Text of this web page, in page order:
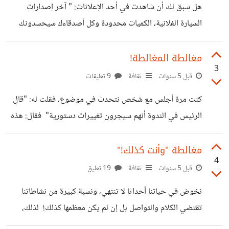
هذا تماما ما نسميه بمغالطة الشخصنة. هي أن تحاول تسفيه
حجةٍ ما بالقَدح في الشخص الذي يعبر عنها
هل سبق لك أن شاهدت في أحد الإعلانات: " آخر إصدارات
السيارة الفلانية، الكميات محدودة وكل أصدقاءك سيحسدونك
عليها، لن تندم أبدا... " ؟ هذه استراتيجية تستعمل كثيرا في
مجال التسويق، بل إن عدد كبير من تحصيل عمليات الشراء في
عالم البزنس قائم على أساس نفسي عاطفي أكثر منه عقلاني،
كما أن الشخص العاطفي وغير الموضوعي سريع جدا من ناحية
إتباع عواطفه ومشاعره في غير المحل المناسب... تسمى هذه
مغالطة
3
مغالطة المغالطة!
قبل 5 سنوات ثقافة
كنت مرة أجلس مع شخص نتحدث في موضوع، فقلت له: "قال
الرئيس في الندوة أنهم سيجرون تغييرات دستورية" فقال: هذه
مغالطة تسمى الإحتكام إلى سلطة، بالتالي فحجتك خاطئة وهم
لن يقوموا بأية تغييرات! كنت حينها على حق والرئيس حقا قال
ذلك؛ لكنني لم أستطع الرد عليه لأنه أخضعني لمغالطة المغالطة!!
المغالط رغم أنه يكون على حق في استعماله للحجج، ويكمن
وجه الخطأ في أن يتم النظر للكلام المقابل بعين الفاحص
4
مغالطة "وأنت كذلك!"
قبل 5 سنوات ثقافة
نخوض في حياتنا أحداثا لا تنتهي، ونسبة كبيرة من نشاطاتنا
تقتضي الكلام والتواصل بل إن لم يكن معظمها كذلك! لذلك،
تدخل في واقع نقاشاتنا مغالطات منطقية كثيرة ينبغي علينا